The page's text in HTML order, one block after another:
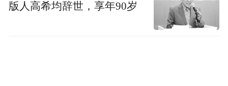
版人高希均辞世，享年90岁